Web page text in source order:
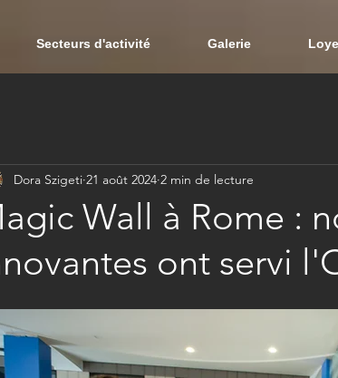
Secteurs d'activité Galerie
Wall à Rome :
ont servi
Dora Szigeti 21 août 2024 2 min de lecture